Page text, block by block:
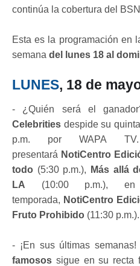
continúa la cobertura del
Esta es la programación en
semana del lunes 18 al
LUNES, 18 de
- ¿Quién será el
Celebrities despide su
p.m. por WAPA
presentará NotiCentro
todo (5:30 p.m.), Más allá
LA (10:00 p.m.),
temporada, NotiCentro
Fruto Prohibido (11:30 p.m.).
- ¡En sus últimas
famosos sigue en su recta